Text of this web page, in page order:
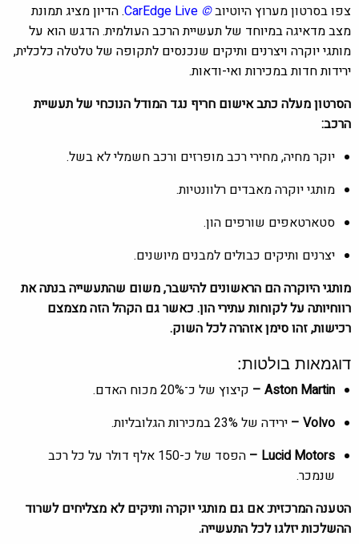
צפו בסרטון מערוץ היוטיוב©
CarEdge Live
. הדיון מציג תמונת
מצב מדאיגה במיוחד של תעשיית הרכב העולמית. הדגש הוא על
מותגי יוקרה ויצרנים ותיקים שנכנסים לתקופה של טלטלה כלכלית,
ירידות חדות במכירות ואי-ודאות.
הסרטון מעלה כתב אישום חריף נגד המודל הנוכחי של תעשיית
הרכב:
יוקר מחיה, מחירי רכב מופרזים ורכב חשמלי לא בשל.
מותגי יוקרה מאבדים רלוונטיות.
סטארטאפים שורפים הון.
יצרנים ותיקים כבולים למבנים מיושנים.
מותגי היוקרה הם הראשונים להישבר, משום שהתעשייה בנתה את
רווחיותה על לקוחות עתירי הון. כאשר גם הקהל הזה מצמצם
רכישות, זהו סימן אזהרה לכל השוק.
דוגמאות בולטות:
Aston Martin –
קיצוץ של כ־20% מכוח האדם.
Volvo –
ירידה של 23% במכירות הגלובליות.
Lucid Motors –
הפסד של כ-150 אלף דולר על כל רכב
שנמכר.
הטענה המרכזית: אם גם מותגי יוקרה ותיקים לא מצליחים לשרוד
ההשלכות יזלגו לכל התעשייה.